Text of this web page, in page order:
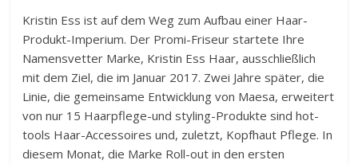
Kristin Ess ist auf dem Weg zum Aufbau einer Haar-
Produkt-Imperium. Der Promi-Friseur startete Ihre
Namensvetter Marke, Kristin Ess Haar, ausschließlich
mit dem Ziel, die im Januar 2017. Zwei Jahre später, die
Linie, die gemeinsame Entwicklung von Maesa, erweitert
von nur 15 Haarpflege-und styling-Produkte sind hot-
tools Haar-Accessoires und, zuletzt, Kopfhaut Pflege. In
diesem Monat, die Marke Roll-out in den ersten